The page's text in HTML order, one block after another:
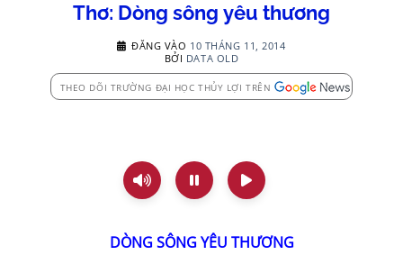
Thơ: Dòng sông yêu thương
ĐĂNG VÀO 10 THÁNG 11, 2014
BỞI DATA OLD
THEO DÕI TRƯỜNG ĐẠI HỌC THỦY LỢI TRÊN
DÒNG SÔNG YÊU THƯƠNG